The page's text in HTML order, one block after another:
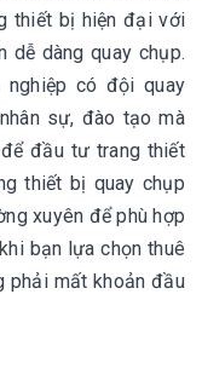
thiết bị hiện đại với
dễ dàng quay chụp.
nghiệp có đội quay
sự, đào tạo mà
đầu tư trang thiết
thiết bị quay chụp
xuyên để phù hợp
bạn lựa chọn thuê
phải mất khoản đầu